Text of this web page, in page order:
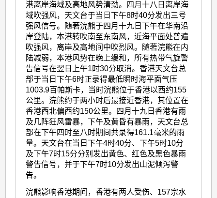
港离岸海域及高地风势清劲。四月十八日离岸海
域吹强风，天文台于当日下午8时40分发出三号
强风信号。随著浣熊于四月十九日下午在华南沿
岸登陆，本港转吹南至东南风，近海平面处普遍
吹强风，离岸及高地间中吹烈风。随著浣熊在内
陆减弱，本港风势在晚上缓和，所有热带气旋警
告信号在翌日上午1时30分取消。香港天文台总
部于当日下午6时正录得最低瞬时海平面气压
1003.9百帕斯卡，当时浣熊位于香港以西约155
公里。浣熊约于两小时后最接近香港，其位置在
香港西北偏西约150公里。四月十九日香港有雨
及几阵狂风雷暴，下午及黄昏有暴雨，天文台总
部在下午四时至八时期间共录得161.1毫米的雨
量。天文台在当日下午4时40分、下午5时10分
及下午7时15分分别发出黄色、红色及黑色暴雨
警告信号，并于下午7时10分发出山泥倾泻警
告。
浣熊影响香港期间，香港有两人受伤、157宗水